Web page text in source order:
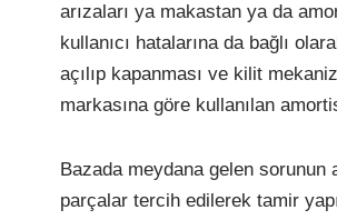
arızaları ya makastan ya da
kullanıcı hatalarına da bağlı
açılıp kapanması ve kilit
markasına göre kullanılan
Bazada meydana gelen
parçalar tercih edilerek tamir